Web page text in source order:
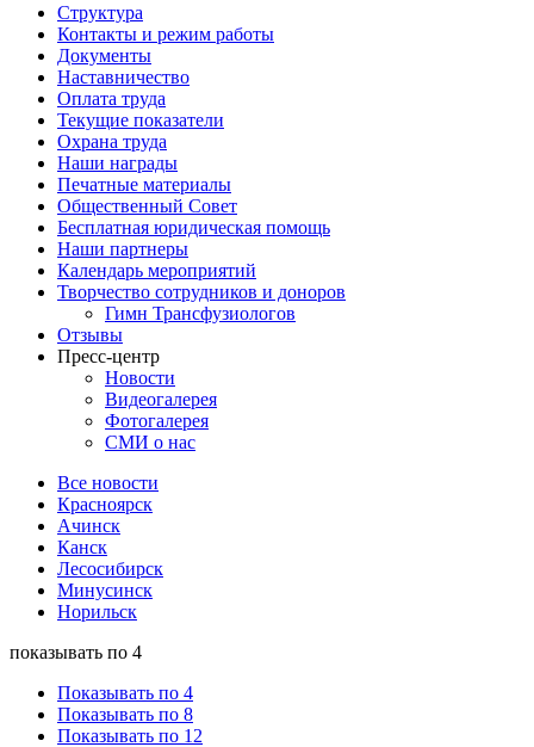
Структура
Контакты и режим работы
Документы
Наставничество
Оплата труда
Текущие показатели
Охрана труда
Наши награды
Печатные материалы
Общественный Совет
Бесплатная юридическая помощь
Наши партнеры
Календарь мероприятий
Творчество сотрудников и доноров
Гимн Трансфузиологов
Отзывы
Пресс-центр
Новости
Видеогалерея
Фотогалерея
СМИ о нас
Все новости
Красноярск
Ачинск
Канск
Лесосибирск
Минусинск
Норильск
показывать по 4
Показывать по 4
Показывать по 8
Показывать по 12